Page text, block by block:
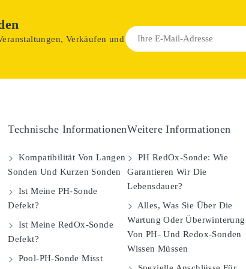
Verkäufen und
Technische Informationen
Kompatibilität Von Langen
Sonden Und Kurzen Sonden
Ist Meine PH-Sonde
Defekt?
Ist Meine RedOx-Sonde
Defekt?
Pool-PH-Sonde Misst
Weitere Informationen
PH RedOx-Sonde: Wie
Garantieren Wir Die
Lebensdauer?
Alles, Was Sie Über Die
Wartung Oder Überwinterung
Von PH- Und Redox-Sonden
Wissen Müssen